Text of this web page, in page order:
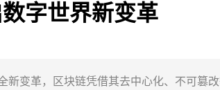
字世界新变革
新变革，区块链凭借其去中心化、不可